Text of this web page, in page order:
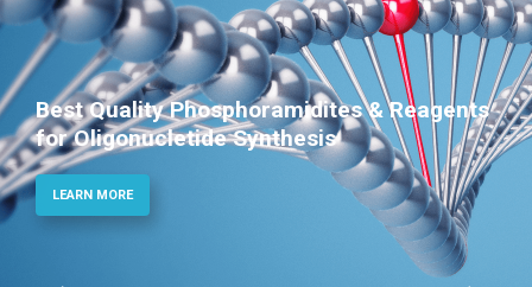
Best Quality Phosphoramidites & Reagents
for Oligonucletide Synthesis
LEARN MORE